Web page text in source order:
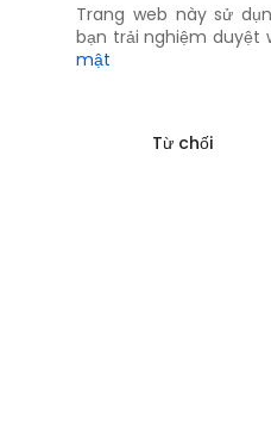
Trang web này sử
bạn trải nghiệm duyệt
mật
Từ chối